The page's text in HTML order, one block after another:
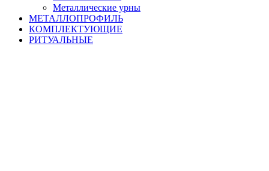
Металлические урны
МЕТАЛЛОПРОФИЛЬ
КОМПЛЕКТУЮЩИЕ
РИТУАЛЬНЫЕ